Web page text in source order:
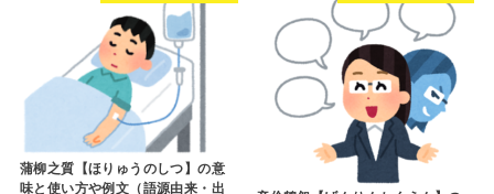
蒲柳之質【ほりゅうのしつ】の意
味と使い方や例文（語源由来・出